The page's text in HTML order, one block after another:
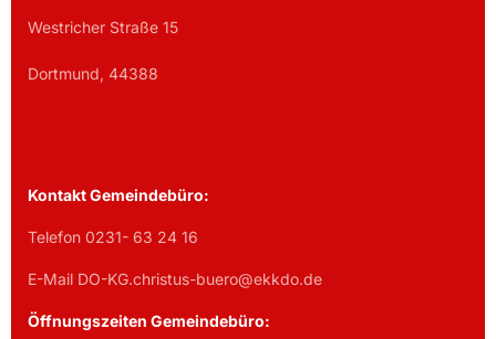
Westricher Straße 15
Dortmund, 44388
Kontakt Gemeindebüro:
Telefon 0231- 63 24 16
E-Mail DO-KG.christus-buero@ekkdo.de
Öffnungszeiten Gemeindebüro: